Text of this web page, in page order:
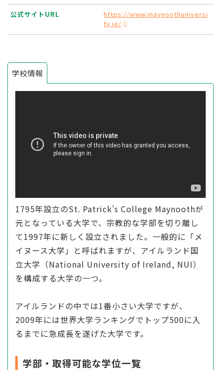
公式サイトURL
https://www.maynoothuniversi
ty.ie/
学校情報
1795年設立のSt. Patrick’s College Maynoothが
元となっている大学で、宗教的な学部を切り離し
て1997年に新しく設立されました。一般的に「メ
イヌース大学」と呼ばれますが、アイルランド国
立大学（National University of Ireland, NUI）
を構成する大学の一つ。
アイルランドの中では1番小さい大学ですが、
2009年には世界大学ランキングでトップ500に入
るまでに急成長を遂げた大学です。
学部・取得可能な学位一覧